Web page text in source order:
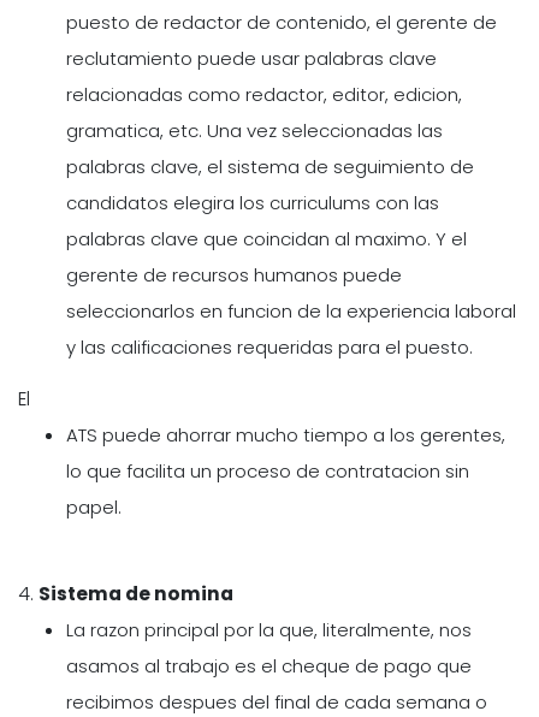
puesto de redactor de contenido, el gerente de
reclutamiento puede usar palabras clave
relacionadas como redactor, editor, edicion,
gramatica, etc. Una vez seleccionadas las
palabras clave, el sistema de seguimiento de
candidatos elegira los curriculums con las
palabras clave que coincidan al maximo. Y el
gerente de recursos humanos puede
seleccionarlos en funcion de la experiencia laboral
y las calificaciones requeridas para el puesto.
El
ATS puede ahorrar mucho tiempo a los gerentes,
lo que facilita un proceso de contratacion sin
papel.
4. Sistema de nomina
La razon principal por la que, literalmente, nos
asamos al trabajo es el cheque de pago que
recibimos despues del final de cada semana o